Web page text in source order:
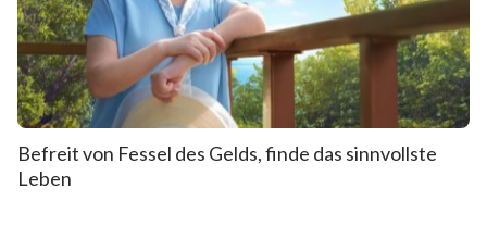
Befreit von Fessel des Gelds, finde das sinnvollste
Leben